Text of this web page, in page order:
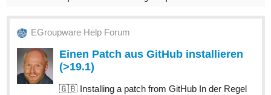
EGroupware Help Forum
Einen Patch aus GitHub installieren
(>19.1)
🇬🇧 Installing a patch from GitHub In der Regel